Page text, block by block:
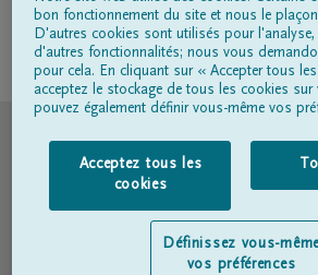
Suivez-nous sur
Conditions
Déclaration relative à la vie
bon fonctionnement du site et nous le
D'autres cookies sont utilisés pour l'analyse,
d'autres fonctionnalités; nous vous
pour cela. En cliquant sur « Accepter tous
acceptez le stockage de tous les cookies sur
pouvez également définir vous-même vos
Acceptez tous les
cookies
Définissez vous-
vos préférences